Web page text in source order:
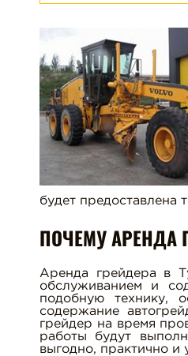
будет предоставлена
ПОЧЕМУ АРЕНДА
Аренда грейдера в
обслуживанием и
подобную технику,
содержание
грейдер на время
работы будут
выгодно, практично и